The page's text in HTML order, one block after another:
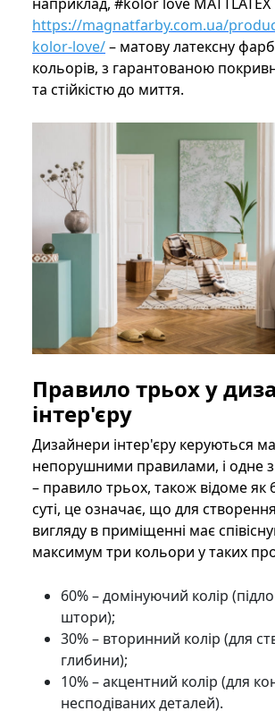
https://magnatfarby.com.ua/
kolor-love/– матову латексну
кольорів, з гарантованою
та стійкістю до миття.
Правило трьох у
інтер'єру
Дизайнери інтер'єру керуються
непорушними правилами, і одне
– правило трьох, також відоме як
суті, це означає, що для
вигляду в приміщенні має
максимум три кольори у таких
60% – домінуючий колір
штори);
30% – вторинний колір (для
глибини);
10% – акцентний колір (для
несподіваних деталей).